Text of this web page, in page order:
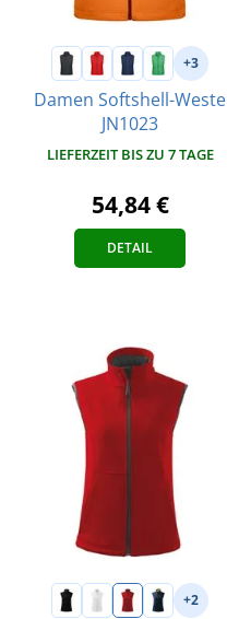
+3
Damen Softshell-Weste
JN1023
LIEFERZEIT BIS ZU 7 TAGE
54,84 €
DETAIL
+2